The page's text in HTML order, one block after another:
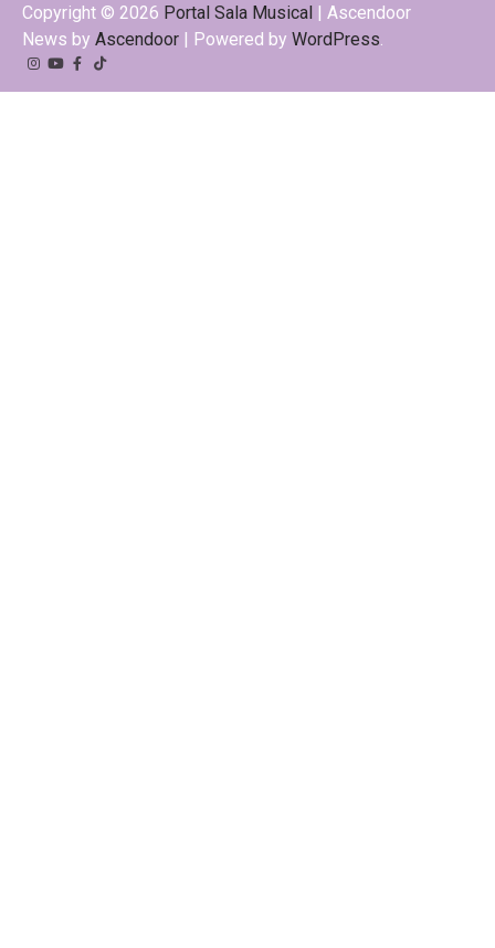
Copyright © 2026 Portal Sala Musical | Ascendoor
News by Ascendoor | Powered by WordPress
Instagram
YouTube
Facebook
Tiktok